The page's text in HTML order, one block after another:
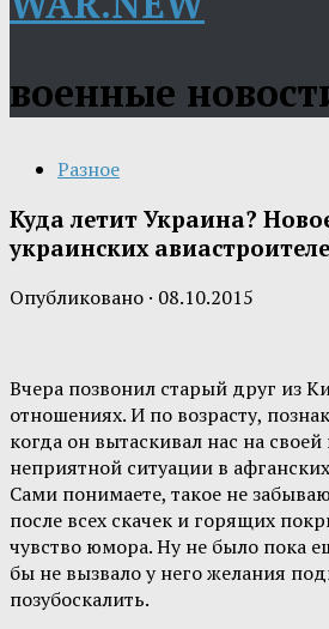
военные
Разное
Куда летит Украина?
украинских
Опубликовано · 08.10.2015
Вчера позвонил старый друг из
отношениях. И по возрасту,
когда он вытаскивал нас на
неприятной ситуации в
Сами понимаете, такое не
после всех скачек и горящих
чувство юмора. Ну не было пока
бы не вызвало у него желания
позубоскалить.